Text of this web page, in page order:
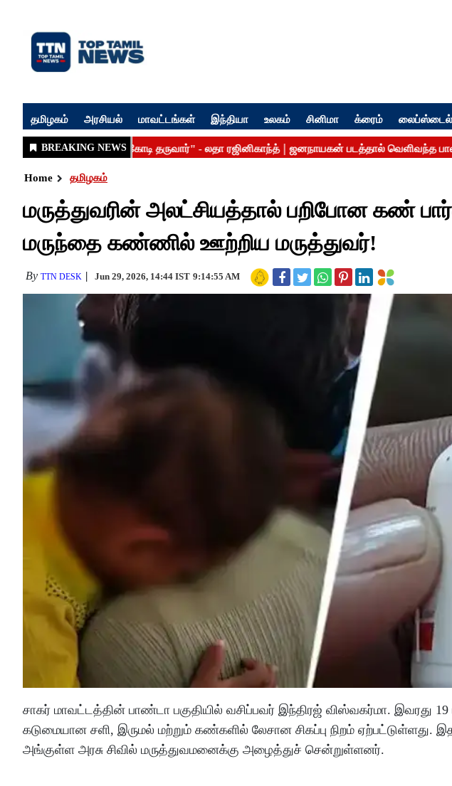
தமிழகம் அரசியல் மாவட்டங்கள் இந்தியா உலகம் சினிமா க்ரைம் லைப்ஸ்டைல்
Home தமிழகம்
மருத்துவரின் அலட்சியத்தால் பறிபோன கண்
மருந்தை கண்ணில் ஊற்றிய மருத்துவர்!
By TTN DESK Jun 29, 2026, 14:44 IST 9:14:55 AM
சாகர் மாவட்டத்தின் பாண்டா பகுதியில் வசிப்பவர் இந்திரஜ் விஸ்வகர்மா. இவரது
கடுமையான சளி, இருமல் மற்றும் கண்களில் லேசான சிகப்பு நிறம்
அங்குள்ள அரசு சிவில் மருத்துவமனைக்கு அழைத்துச் சென்றுள்ளனர்.